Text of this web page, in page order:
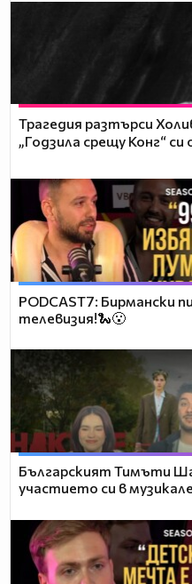
Трагедия разтърси
„Годзила срещу Конг“
PODCAST7: Бирмански
телевизия!🐍😮
Българският Тимъти
участието си в